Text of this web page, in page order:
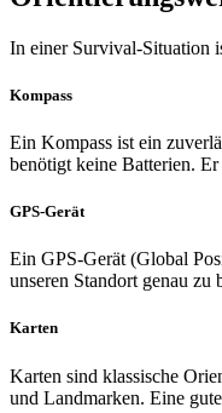
In einer Survival-Situation
Kompass
Ein Kompass ist ein
benötigt keine Batterien.
GPS-Gerät
Ein GPS-Gerät (Global
unseren Standort genau
Karten
Karten sind klassische
und Landmarken. Eine